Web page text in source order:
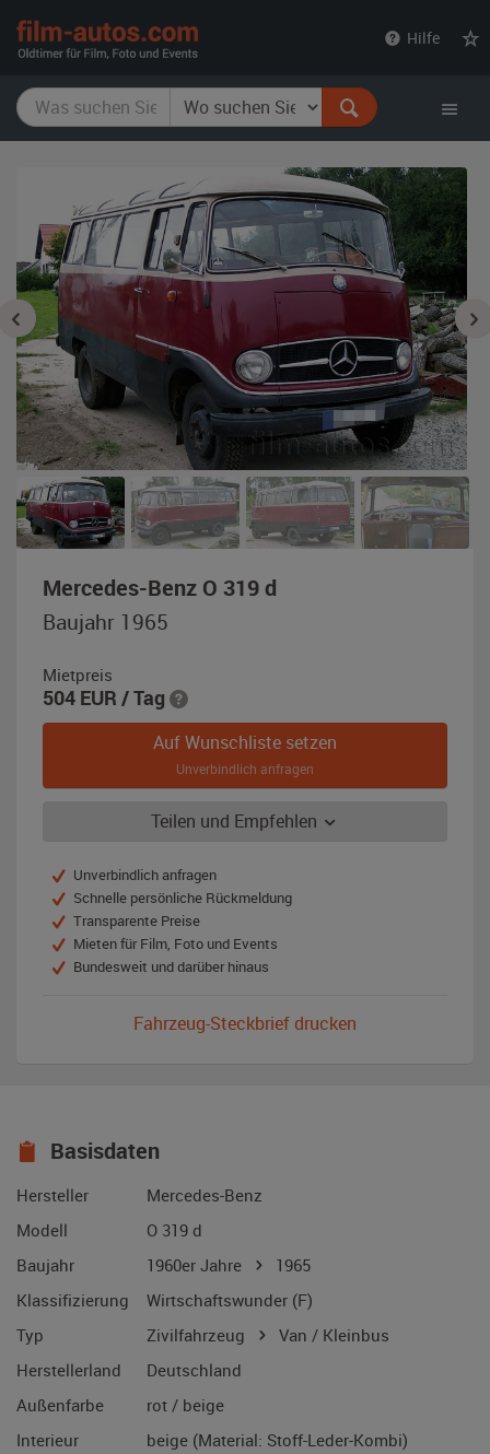
Hilfe
Mercedes-Benz O 319 d
beige
Baujahr 1965
Mietpreis
504 EUR / Tag
Auf Wunschliste setzen
Unverbindlich anfragen
Teilen und Empfehlen
Unverbindlich anfragen
Schnelle persönliche Rückmeldung
Transparente Preise
Mieten für Film, Foto und Events
Bundesweit und darüber hinaus
Fahrzeug-Steckbrief drucken
Basisdaten
Hersteller
Mercedes-Benz
Modell
O 319 d
Baujahr
1960er Jahre
1965
Klassifizierung
Wirtschaftswunder (F)
Typ
Zivilfahrzeug
Van / Kleinbus
Herstellerland
Deutschland
Außenfarbe
rot / beige
Interieur
beige (Material: Stoff-Leder-Kombi)